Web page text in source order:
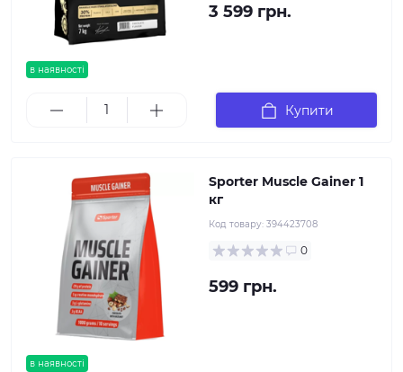
в наявності
3 599 грн.
Купити
в наявності
Sporter Muscle Gainer 1
кг
Код товару: 394423708
0
599 грн.